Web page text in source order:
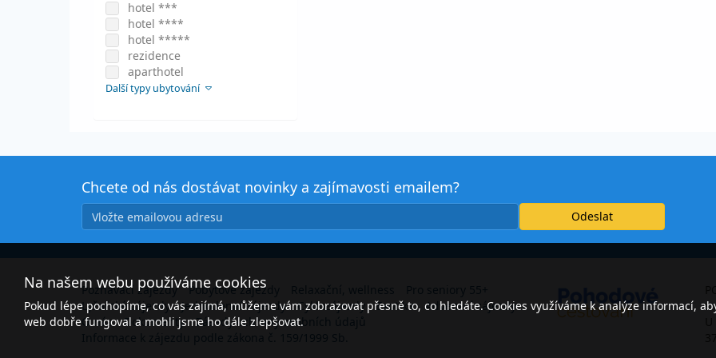
hotel ***
hotel ****
hotel *****
rezidence
aparthotel
Další typy ubytování
Chcete od nás dostávat novinky a zajímavosti emailem?
Poznávací zájezdy Pobytové zájezdy
Lyžařské zájezdy
Jednodenní zájezdy Cyklozájezdy Exotika
Adventní zájezdy
O nás
Dokumenty
Zásady ochrany osobních údajů
Na našem webu používáme cookies
Pokud lépe pochopíme, co vás zajímá, můžeme vám zobrazovat přesně to, co hledáte. Cookies využíváme k analýze informací,
web dobře fungoval a mohli jsme ho dále zlepšovat.